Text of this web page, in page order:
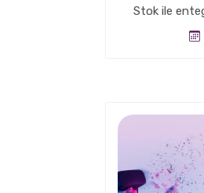
Stok ile